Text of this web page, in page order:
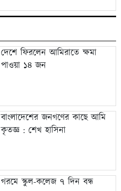
দেশে ফিরলেন আমিরাতে ক্ষমা
পাওয়া ১৪ জন
বাংলাদেশের জনগণের কাছে আমি
কৃতজ্ঞ : শেখ হাসিনা
গরমে স্কুল-কলেজ ৭ দিন বন্ধ